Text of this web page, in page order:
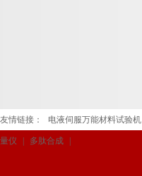
友情链接： 电液伺服万能材料试验机
量仪 多肽合成